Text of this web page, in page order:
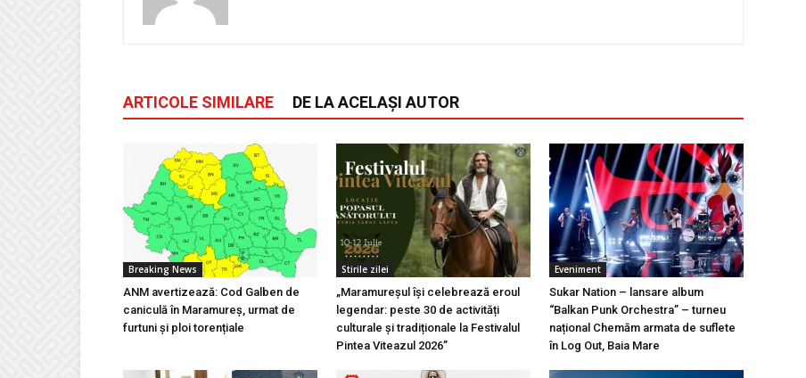
ARTICOLE SIMILARE DE LA ACELAȘI AUTOR
Breaking News
ANM avertizează: Cod Galben de
caniculă în Maramureș, urmat de
furtuni și ploi torențiale
Stirile zilei
„Maramureșul își celebrează eroul
legendar: peste 30 de activități
culturale și tradiționale la Festivalul
Pintea Viteazul 2026”
Eveniment
Sukar Nation – lansare album
“Balkan Punk Orchestra” – turneu
național Chemăm armata de suflete
în Log Out, Baia Mare